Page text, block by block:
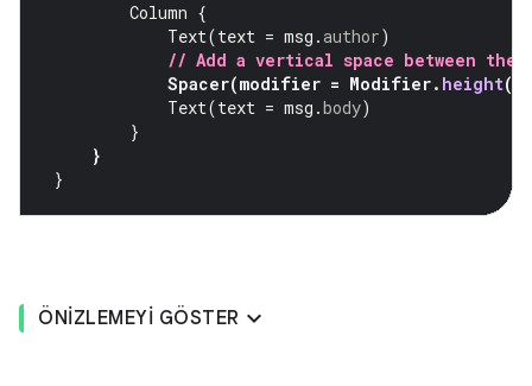
Column {
Text(text = msg .author)
// Add a vertical space between the
Spacer(modifier = Modifier. height(
Text(text = msg .body)
}
}
}
ÖNIZLEMEYI GÖSTER